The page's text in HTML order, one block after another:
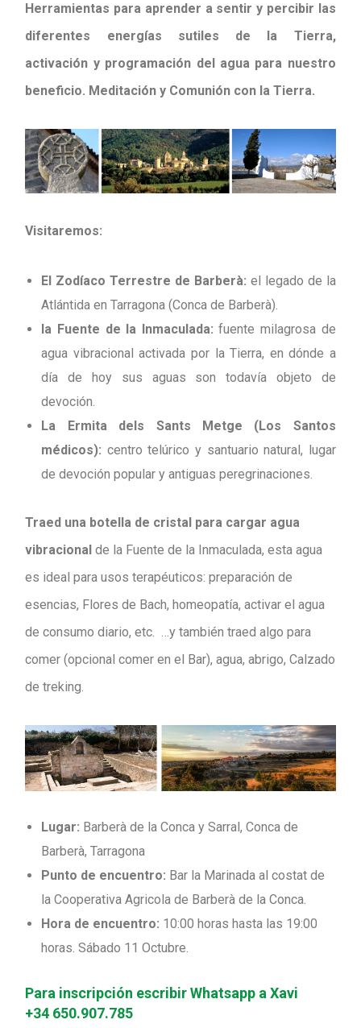
Herramientas para aprender a sentir y percibir las
diferentes energías sutiles de la Tierra,
activación y programación del agua para nuestro
beneficio. Meditación y Comunión con la Tierra.
Visitaremos:
El Zodíaco Terrestre de Barberà: el legado de la
Atlántida en Tarragona (Conca de Barberà).
la Fuente de la Inmaculada:fuente milagrosa de
agua vibracional activada por la Tierra, en dónde a
día de hoy sus aguas son todavía objeto de
devoción.
La Ermita dels Sants Metge (Los Santos
médicos): centro telúrico y santuario natural, lugar
de devoción popular y antiguas peregrinaciones.
Traed una botella de cristal para cargar agua
vibracional de la Fuente de la Inmaculada, esta agua
es ideal para usos terapéuticos: preparación de
esencias, Flores de Bach, homeopatía, activar el agua
de consumo diario, etc. …y también traed algo para
comer (opcional comer en el Bar), agua, abrigo, Calzado
de treking.
Lugar: Barberà de la Conca y Sarral, Conca de
Barberà, Tarragona
Punto de encuentro: Bar la Marinada al costat de
la Cooperativa Agricola de Barberà de la Conca.
Hora de encuentro: 10:00 horas hasta las 19:00
horas. Sábado 11 Octubre.
Para inscripción escribir Whatsapp a Xavi
+34 650.907.785